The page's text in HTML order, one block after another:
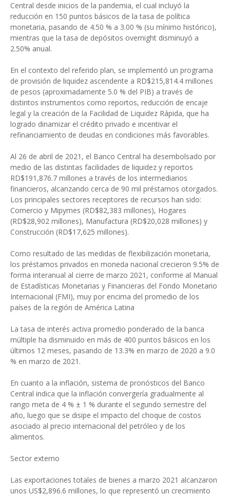
Central desde inicios de la pandemia, el cual incluyó la
reducción en 150 puntos básicos de la tasa de política
monetaria, pasando de 4.50 % a 3.00 % (su mínimo histórico),
mientras que la tasa de depósitos overnight disminuyó a
2.50% anual.
En el contexto del referido plan, se implementó un programa
de provisión de liquidez ascendente a RD$215,814.4 millones
de pesos (aproximadamente 5.0 % del PIB) a través de
distintos instrumentos como reportos, reducción de encaje
legal y la creación de la Facilidad de Liquidez Rápida, que ha
logrado dinamizar el crédito privado e incentivar el
refinanciamiento de deudas en condiciones más favorables.
Al 26 de abril de 2021, el Banco Central ha desembolsado por
medio de las distintas facilidades de liquidez y reportos
RD$191,876.7 millones a través de los intermediarios
financieros, alcanzando cerca de 90 mil préstamos otorgados.
Los principales sectores receptores de recursos han sido:
Comercio y Mipymes (RD$82,383 millones), Hogares
(RD$28,902 millones), Manufactura (RD$20,028 millones) y
Construcción (RD$17,625 millones).
Como resultado de las medidas de flexibilización monetaria,
los préstamos privados en moneda nacional crecieron 9.5% de
forma interanual al cierre de marzo 2021, conforme al Manual
de Estadísticas Monetarias y Financieras del Fondo Monetario
Internacional (FMI), muy por encima del promedio de los
países de la región de América Latina
La tasa de interés activa promedio ponderado de la banca
múltiple ha disminuido en más de 400 puntos básicos en los
últimos 12 meses, pasando de 13.3% en marzo de 2020 a 9.0
% en marzo de 2021.
En cuanto a la inflación, sistema de pronósticos del Banco
Central indica que la inflación convergería gradualmente al
rango meta de 4 % ± 1 % durante el segundo semestre del
año, luego que se disipe el impacto del choque de costos
asociado al precio internacional del petróleo y de los
alimentos.
Sector externo
Las exportaciones totales de bienes a marzo 2021 alcanzaron
unos US$2,896.6 millones, lo que representó un crecimiento